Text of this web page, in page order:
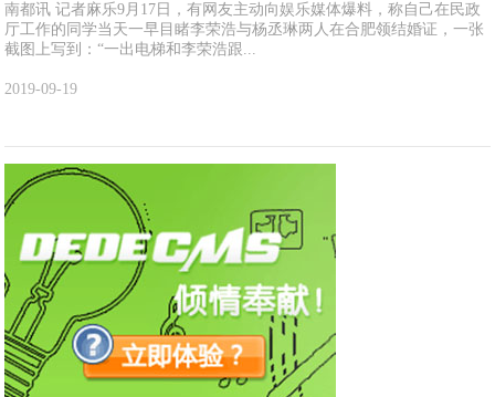
南都讯 记者麻乐9月17日，有网友主动向娱乐媒体爆料，称自己在民政
厅工作的同学当天一早目睹李荣浩与杨丞琳两人在合肥领结婚证，一张
截图上写到：“一出电梯和李荣浩跟...
2019-09-19